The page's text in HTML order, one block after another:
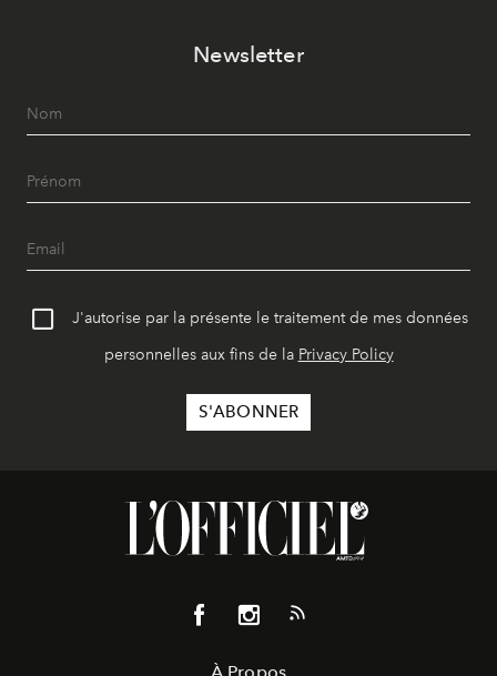
Newsletter
J'autorise par la présente le traitement de mes données
personnelles aux fins de la Privacy Policy